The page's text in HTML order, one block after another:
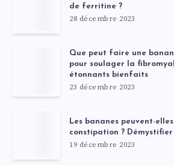
de ferritine ?
28 décembre 2023
Que peut faire une
pour soulager la
étonnants bienfaits
23 décembre 2023
Les bananes peuvent-
constipation ?
19 décembre 2023